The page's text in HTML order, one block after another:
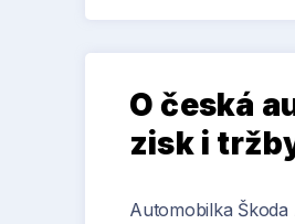
Více k produktové
O česká
zisk i
Automobilka